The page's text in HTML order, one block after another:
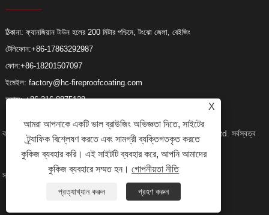
ঠিকানা: ফ্যানজিয়ান টাউন হলের 200 মিটার পশ্চিমে, টংঝো জেলা, বেইজিং
টেলিফোন:+86-17863292987
ফোন:+86-18201507097
ইমেইল: factory@hc-fireproofcoating.com
ফ্যাক্স: +86-316-8875128
কপিরাইট © 2023 Beijing Huacheng Fireproof Coating Co., Ltd. সর্বস্বত্ব
সংরক্ষিত৷ Sitemap RSS XML Privacy Policy
X
আমরা আপনাকে একটি ভাল ব্রাউজিং অভিজ্ঞতা দিতে, সাইটের
ট্র্যাফিক বিশ্লেষণ করতে এবং সামগ্রী ব্যক্তিগতকৃত করতে
কুকিজ ব্যবহার করি। এই সাইটটি ব্যবহার করে, আপনি আমাদের
কুকিজ ব্যবহারে সম্মত হন।গোপনীয়তা নীতি
প্রত্যাখ্যান করুন গ্রহণ করুন